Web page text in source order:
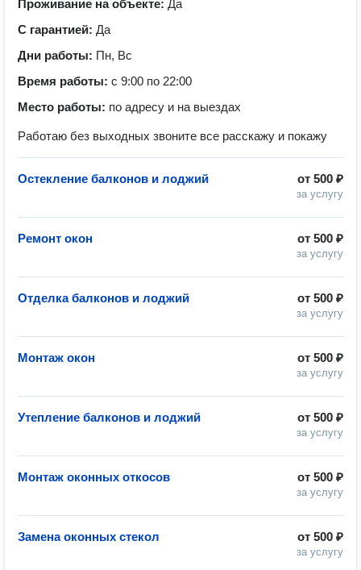
Проживание на объекте: Да
С гарантией: Да
Дни работы: Пн, Вс
Время работы: с 9:00 по 22:00
Место работы: по адресу и на выездах
Работаю без выходных звоните все расскажу и покажу
от 500 ₽
за услугу
Остекление балконов и лоджий
от 500 ₽
за услугу
Ремонт окон
от 500 ₽
за услугу
Отделка балконов и лоджий
от 500 ₽
за услугу
Монтаж окон
от 500 ₽
за услугу
Утепление балконов и лоджий
от 500 ₽
за услугу
Монтаж оконных откосов
от 500 ₽
за услугу
Замена оконных стекол